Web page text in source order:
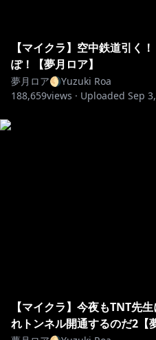
【マイクラ】空中鉄道引く
ぽ！【夢月ロア】
夢月ロア🌖Yuzuki Roa
188,659views · Uploaded Sep
【マイクラ】今夜もTNT先
れトンネル開通するのだ2【